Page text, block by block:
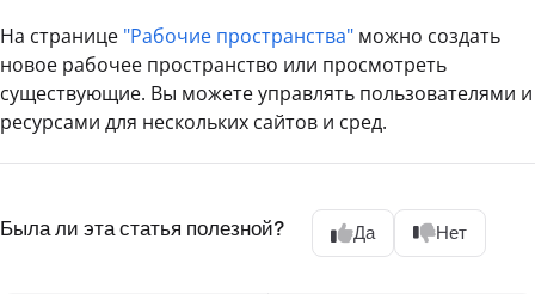
На странице "Рабочие пространства" можно создать
новое рабочее пространство или просмотреть
существующие. Вы можете управлять пользователями и
ресурсами для нескольких сайтов и сред.
Была ли эта статья полезной? Да Нет